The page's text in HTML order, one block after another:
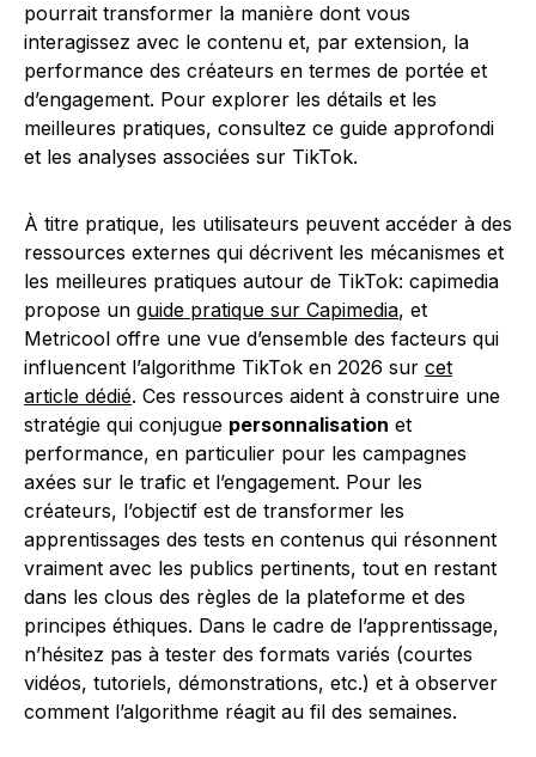
pourrait transformer la manière dont vous
interagissez avec le contenu et, par extension, la
performance des créateurs en termes de portée et
d’engagement. Pour explorer les détails et les
meilleures pratiques, consultez ce guide approfondi
et les analyses associées sur TikTok.
À titre pratique, les utilisateurs peuvent accéder à des
ressources externes qui décrivent les mécanismes et
les meilleures pratiques autour de TikTok: capimedia
propose un guide pratique sur Capimedia, et
Metricool offre une vue d’ensemble des facteurs qui
influencent l’algorithme TikTok en 2026 sur cet
article dédié. Ces ressources aident à construire une
stratégie qui conjugue personnalisation et
performance, en particulier pour les campagnes
axées sur le trafic et l’engagement. Pour les
créateurs, l’objectif est de transformer les
apprentissages des tests en contenus qui résonnent
vraiment avec les publics pertinents, tout en restant
dans les clous des règles de la plateforme et des
principes éthiques. Dans le cadre de l’apprentissage,
n’hésitez pas à tester des formats variés (courtes
vidéos, tutoriels, démonstrations, etc.) et à observer
comment l’algorithme réagit au fil des semaines.